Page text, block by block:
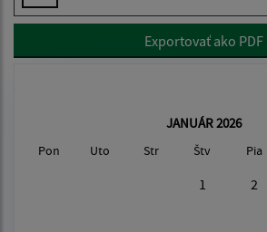
Exportovať ako PDF
JANUÁR 2026
Pon Uto Str Štv Pia
1 2